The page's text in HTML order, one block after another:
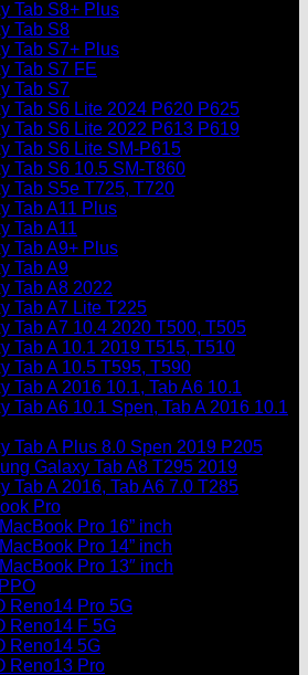
Tab S8+ Plus
Tab S8
Tab S7+ Plus
Tab S7 FE
Tab S7
Tab S6 Lite 2024 P620 P625
Tab S6 Lite 2022 P613 P619
Tab S6 Lite SM-P615
Tab S6 10.5 SM-T860
Tab S5e T725, T720
Tab A11 Plus
Tab A11
Tab A9+ Plus
Tab A9
Tab A8 2022
Tab A7 Lite T225
Tab A7 10.4 2020 T500, T505
Tab A 10.1 2019 T515, T510
Tab A 10.5 T595, T590
Tab A 2016 10.1, Tab A6 10.1
Tab A6 10.1 Spen, Tab A 2016 10.1
Tab A Plus 8.0 Spen 2019 P205
Galaxy Tab A8 T295 2019
Tab A 2016, Tab A6 7.0 T285
Pro
MacBook Pro 16” inch
MacBook Pro 14” inch
MacBook Pro 13″ inch
Reno14 Pro 5G
Reno14 F 5G
Reno14 5G
Reno13 Pro